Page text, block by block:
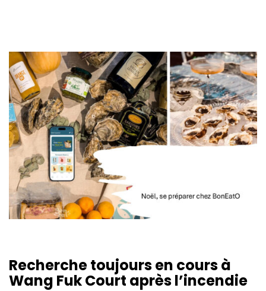
Recherche toujours en cours à
Wang Fuk Court après l’incendie